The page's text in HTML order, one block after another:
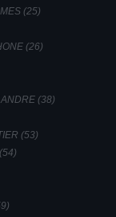
(25)
(26)
(38)
(53)